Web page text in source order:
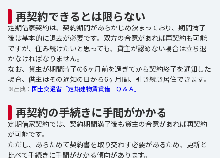
再契約できるとは限らない
定期借家契約は、契約期間があらかじめ決まっており、期間満了
後は基本的に退去が必要です。双方の合意があれば再契約も可能
ですが、住み続けたいと思っても、貸主が認めない場合は立ち退
かなければなりません。
なお、貸主が期間満了の6ヶ月前を過ぎてから契約終了を通知した
場合、借主はその通知の日から6ヶ月間、引き続き居住できます。
※出典： 国土交通省「定期建物賃貸借 Ｑ＆Ａ」
再契約の手続きに手間がかかる
定期借家契約では、契約期間満了後も貸主の合意があれば再契約
が可能です。
ただし、あらためて契約書を取り交わす必要があるため、更新と
比べて手続きに手間がかかる傾向があります。